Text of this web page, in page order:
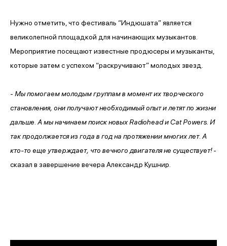
Нужно отметить, что фестиваль “Индюшата” является
великолепной площадкой для начинающих музыкантов.
Мероприятие посещают известные продюсеры и музыканты,
которые затем с успехом “раскручивают” молодых звезд.
- Мы помогаем молодым группам в момент их творческого
становления, они получают необходимый опыт и летят по жизни
дальше. А мы начинаем поиск новых Radiohead и Сat Powers. И
так продолжается из года в год на протяжении многих лет. А
кто-то еще утверждает, что вечного двигателя не существует!-
сказал в завершение вечера Александр Кушнир.